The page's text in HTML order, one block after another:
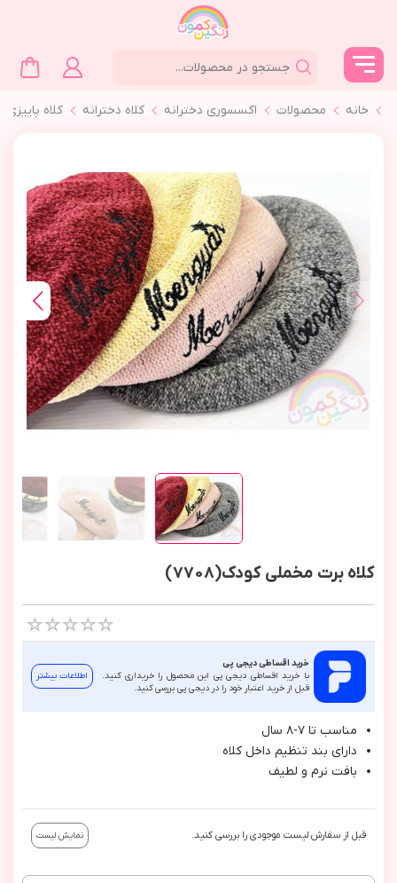
خانه محصولات اکسسوری دخترانه کلاه دخترانه كلاه پاييزي
کلاه برت مخملی کودک(7708)
خرید اقساطی دیجی پی
با خرید اقساطی دیجی پی این محصول را خریداری کنید.
قبل از خرید اعتبار خود را در دیجی پی بررسی کنید.
اطلاعات بیشتر
مناسب تا ٧-٨ سال
داراي بند تنظيم داخل كلاه
بافت نرم و لطيف
قبل از سفارش لیست موجودی را بررسی کنید. نمایش لیست